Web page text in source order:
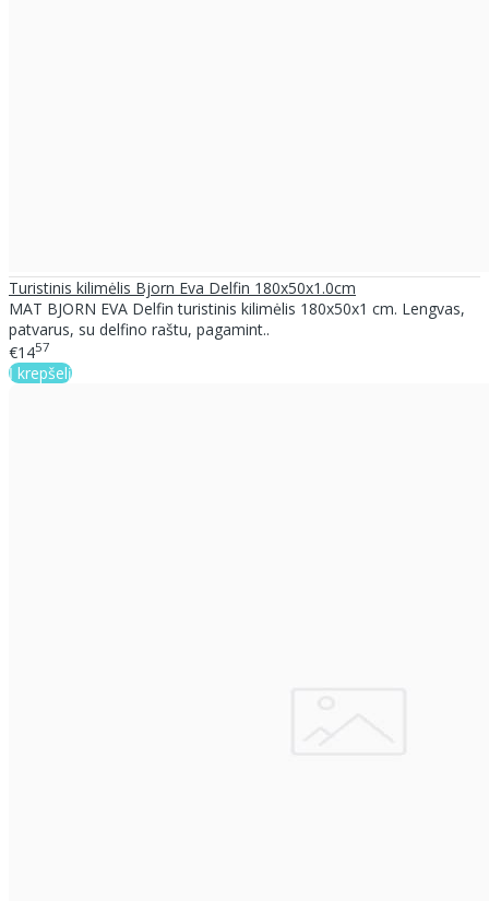
Turistinis kilimėlis Bjorn Eva Delfin 180x50x1.0cm
MAT BJORN EVA Delfin turistinis kilimėlis 180x50x1 cm. Lengvas,
patvarus, su delfino raštu, pagamint..
€1457
Į krepšelį